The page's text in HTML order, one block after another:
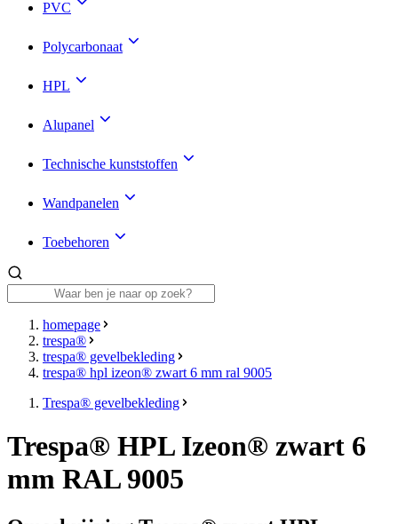
PVC
Polycarbonaat
HPL
Alupanel
Technische kunststoffen
Wandpanelen
Toebehoren
homepage
trespa®
trespa® gevelbekleding
trespa® hpl izeon® zwart 6 mm ral 9005
Trespa® gevelbekleding
Trespa® HPL Izeon® zwart 6
mm RAL 9005